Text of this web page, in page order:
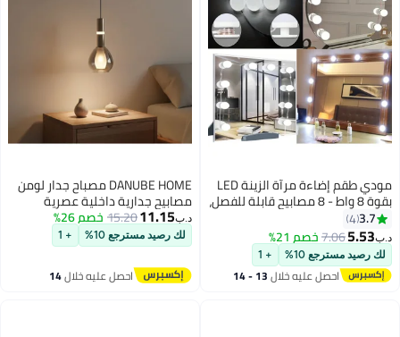
مودي طقم إضاءة مرآة الزينة LED
بقوة 8 واط - 8 مصابيح قابلة للفصل،
3 أوضاع ألوان، وتحكم ذكي في شدة
الإضاءة لمرآة مكياج على طراز
هوليوود
3.7
4
د.ب‏5.53
7.06خصم 21%
لك رصيد مسترجع 10% + 1
احصل عليه خلال 13 - 14
DANUBE HOME مصباح جدار لومن
مصابيح جدارية داخلية عصرية
فوانيس مثبتة على الحائط مزودة
بإضاءة LED مدمجة + تصميم حديث
G9 إضاءة داخلية لغرفة النوم غرفة
الطعام غرفة المعيشة
L10xW11xH40cm-رمادي دخاني
د.ب‏11.15
15.20خصم 26%
لك رصيد مسترجع 10% + 1
احصل عليه خلال14